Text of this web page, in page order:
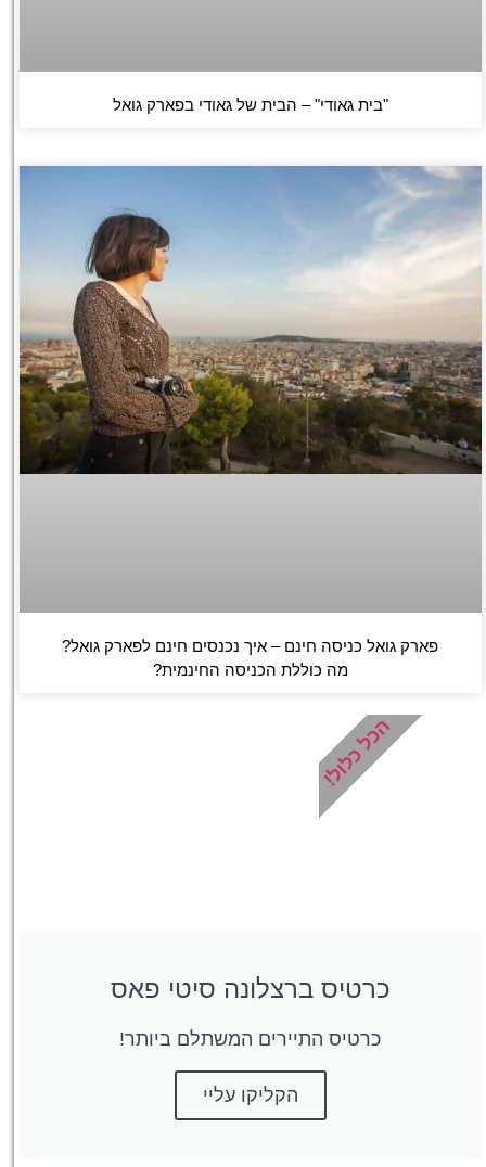
"בית גאודי" – הבית של גאודי בפארק גואל
פארק גואל כניסה חינם – איך נכנסים חינם לפארק גואל?
מה כוללת הכניסה החינמית?
כרטיס ברצלונה סיטי פאס
כרטיס התיירים המשתלם ביותר!
הקליקו עליי
הכל כלול!